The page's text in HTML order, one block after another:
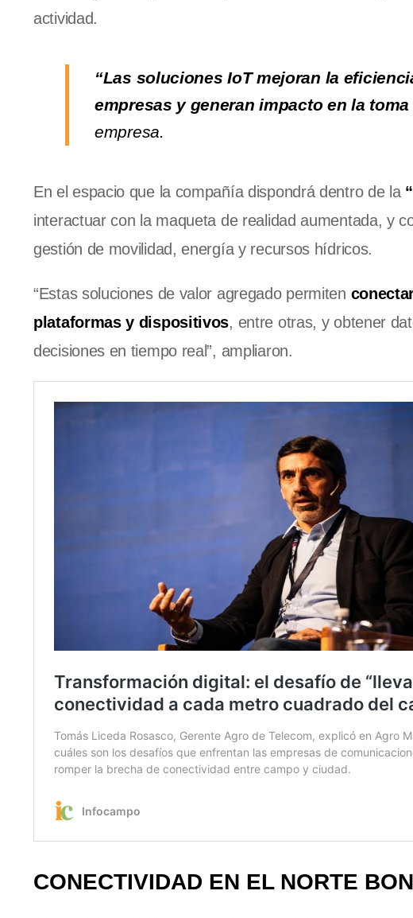
actividad.
“Las soluciones IoT mejoran la
empresas y generan impacto en la
empresa.
En el espacio que la compañía dispondrá dentro de la
interactuar con la maqueta de realidad aumentada, y
gestión de movilidad, energía y recursos hídricos.
“Estas soluciones de valor agregado permiten
plataformas y dispositivos, entre otras, y obtener
decisiones en tiempo real”, ampliaron.
CONECTIVIDAD EN EL NORTE